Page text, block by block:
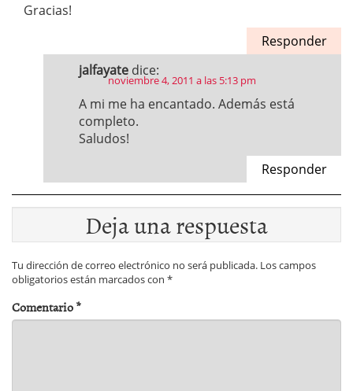
Gracias!
Responder
jalfayate dice:
noviembre 4, 2011 a las 5:13 pm
A mi me ha encantado. Además está
completo.
Saludos!
Responder
Deja una respuesta
Tu dirección de correo electrónico no será publicada. Los campos
obligatorios están marcados con *
Comentario*